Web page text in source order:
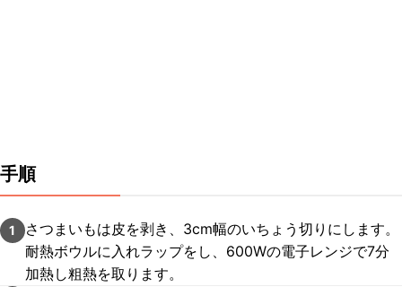
手順
1
さつまいもは皮を剥き、3cm幅のいちょう切りにします。
耐熱ボウルに入れラップをし、600Wの電子レンジで7分
加熱し粗熱を取ります。